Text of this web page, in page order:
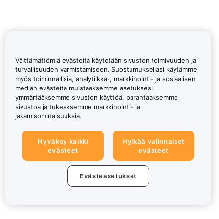
Välttämättömiä evästeitä käytetään sivuston toimivuuden ja
turvallisuuden varmistamiseen. Suostumuksellasi käytämme
myös toiminnallisia, analytiikka-, markkinointi- ja sosiaalisen
median evästeitä muistaaksemme asetuksesi,
ymmärtääksemme sivuston käyttöä, parantaaksemme
sivustoa ja tukeaksemme markkinointi- ja
jakamisominaisuuksia.
Hyväksy kaikki
evästeet
Hylkää valinnaiset
evästeet
Evästeasetukset